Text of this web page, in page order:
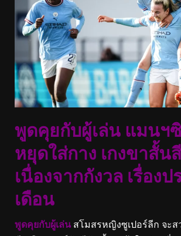
พูดคุยกับผู้เล่น แมนฯ
หยุดใส่กาง เกงขาสั้น
เนื่องจากกังวล เรื่องป
เดือน
พูดคุยกับผู้เล่น สโมสรหญิงซูเปอร์ลีก จะส